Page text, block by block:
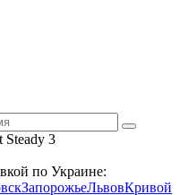
3
по Украине:
ЗапорожьеЛьвовКривой